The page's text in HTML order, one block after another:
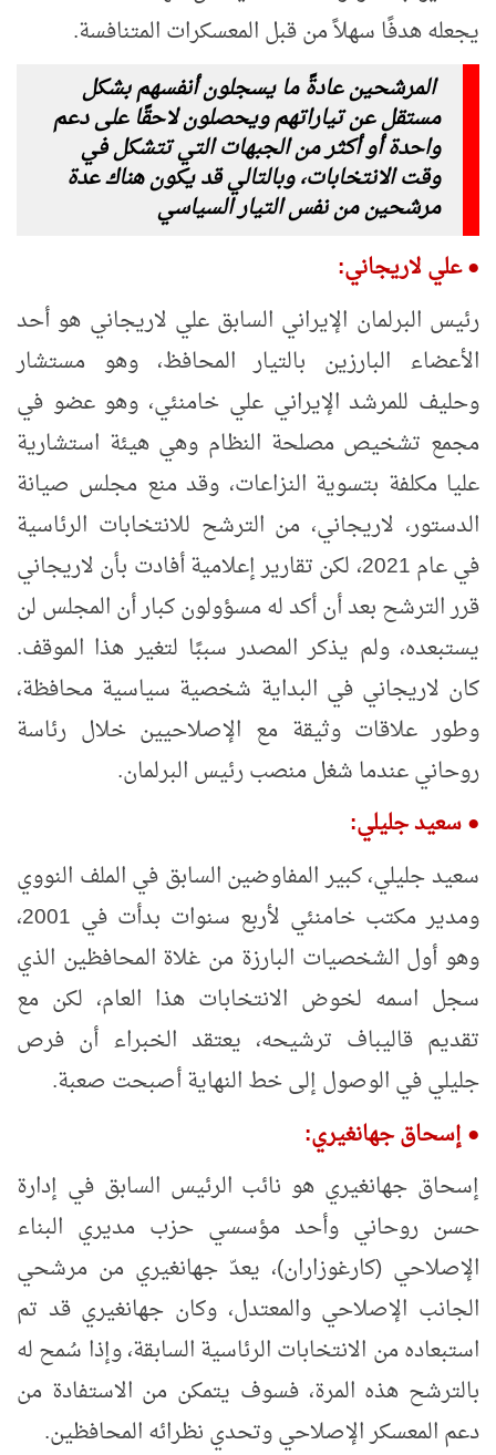
يجعله هدفًا سهلاً من قبل المعسكرات المتنافسة.
المرشحين عادةً ما يسجلون أنفسهم بشكل
مستقل عن تياراتهم ويحصلون لاحقًا على دعم
واحدة أو أكثر من الجبهات التي تتشكل في
وقت الانتخابات، وبالتالي قد يكون هناك عدة
مرشحين من نفس التيار السياسي
●علي لاريجاني:
رئيس البرلمان الإيراني السابق علي لاريجاني هو أحد
الأعضاء البارزين بالتيار المحافظ، وهو مستشار
وحليف للمرشد الإيراني علي خامنئي، وهو عضو في
مجمع تشخيص مصلحة النظام وهي هيئة استشارية
عليا مكلفة بتسوية النزاعات، وقد منع مجلس صيانة
الدستور، لاريجاني، من الترشح للانتخابات الرئاسية
في عام 2021، لكن تقارير إعلامية أفادت بأن لاريجاني
قرر الترشح بعد أن أكد له مسؤولون كبار أن المجلس لن
يستبعده، ولم يذكر المصدر سببًا لتغير هذا الموقف.
كان لاريجاني في البداية شخصية سياسية محافظة،
وطور علاقات وثيقة مع الإصلاحيين خلال رئاسة
روحاني عندما شغل منصب رئيس البرلمان.
●سعيد جليلي:
سعيد جليلي، كبير المفاوضين السابق في الملف النووي
ومدير مكتب خامنئي لأربع سنوات بدأت في 2001،
وهو أول الشخصيات البارزة من غلاة المحافظين الذي
سجل اسمه لخوض الانتخابات هذا العام، لكن مع
تقديم قاليباف ترشيحه، يعتقد الخبراء أن فرص
جليلي في الوصول إلى خط النهاية أصبحت صعبة.
●إسحاق جهانغيري:
إسحاق جهانغيري هو نائب الرئيس السابق في إدارة
حسن روحاني وأحد مؤسسي حزب مديري البناء
الإصلاحي (كارغوزاران)، يعدّ جهانغيري من مرشحي
الجانب الإصلاحي والمعتدل، وكان جهانغيري قد تم
استبعاده من الانتخابات الرئاسية السابقة، وإذا سُمح له
بالترشح هذه المرة، فسوف يتمكن من الاستفادة من
دعم المعسكر الإصلاحي وتحدي نظرائه المحافظين.